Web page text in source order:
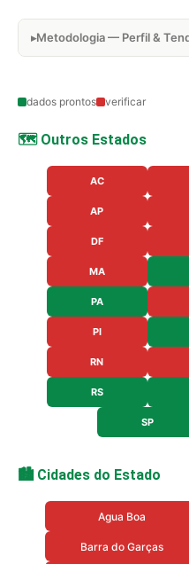
Metodologia — Perfil &
dados prontos verificar
🗺️ Outros Estados
AC
AP
DF
MA
PA
PI
RN
RS
SP
🏙️ Cidades do Estado
Agua Boa
Barra do Garças